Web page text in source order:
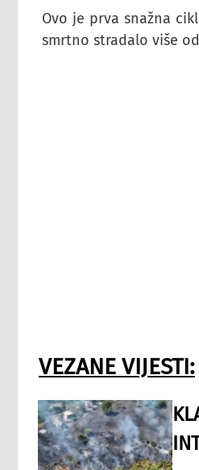
Ovo je prva snažna
smrtno stradalo više
VEZANE VIJESTI: